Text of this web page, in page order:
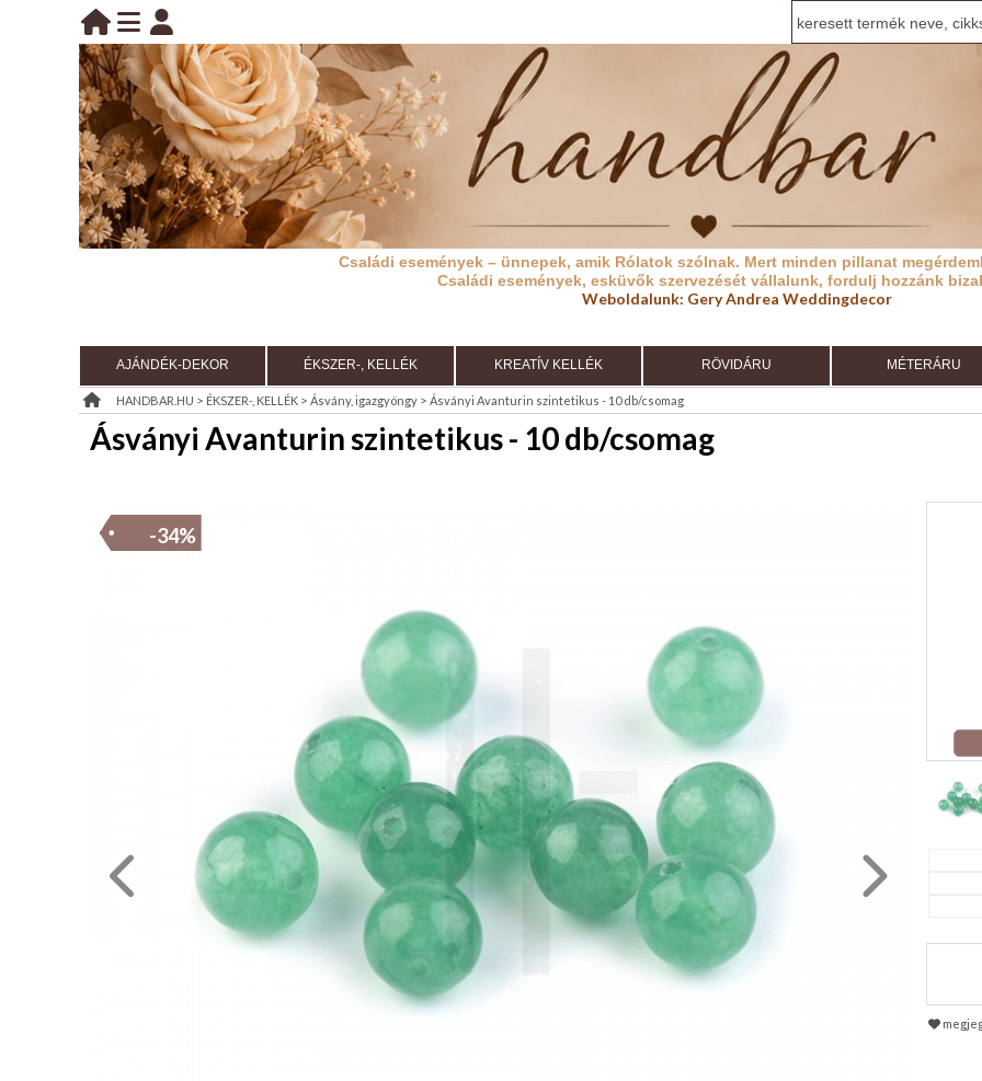
BELÉPÉS
KEZDŐLAP
TÁJÉKOZTATÓ
(ÁSZF)
KIÁRUSÍTÁS
DEKORÁCIÓ
belépés
regisztráció
információ
Családi események – ünnepek, amik Rólatok szólnak. Mert minden pillanat
Családi események, esküvők szervezését vállalunk, fordulj hozzánk
Weboldalunk: Gery Andrea Weddingdecor
AJÁNDÉK-DEKOR ÉKSZER-, KELLÉK KREATÍV KELLÉK RÖVIDÁRU MÉTERÁRU
HANDBAR.HU > ÉKSZER-, KELLÉK > Ásvány, igazgyöngy > Ásványi Avanturin szintetikus - 10 db/csomag
Ásványi Avanturin szintetikus - 10 db/csomag
-34%